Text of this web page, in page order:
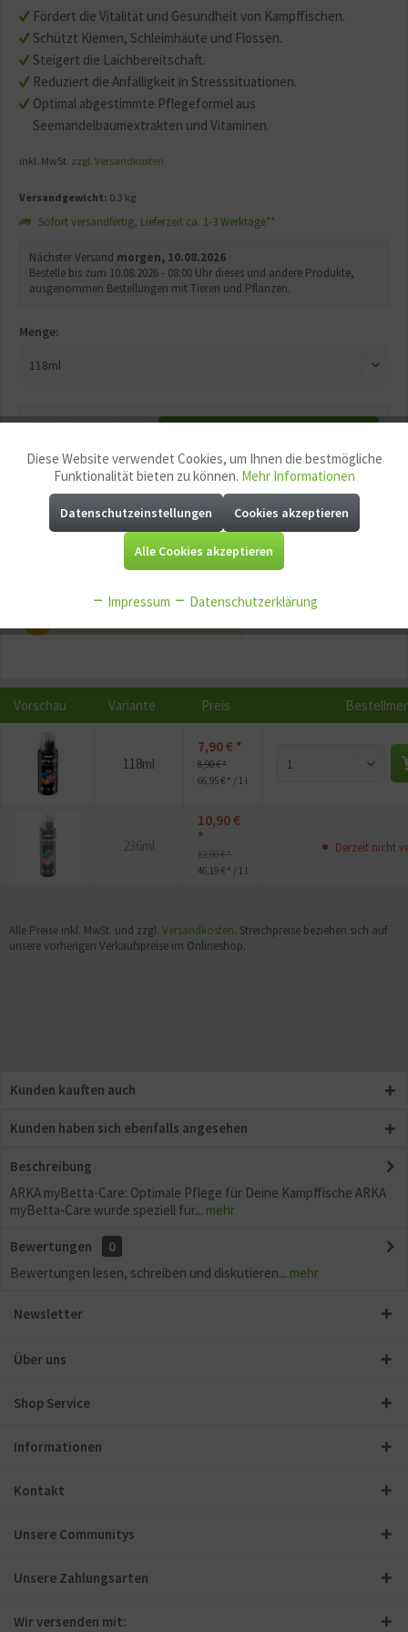
Fördert die Vitalität und Gesundheit von Kampffischen.
Schützt Kiemen, Schleimhäute und Flossen.
Steigert die Laichbereitschaft.
Reduziert die Anfälligkeit in Stresssituationen.
Optimal abgestimmte Pflegeformel aus
Seemandelbaumextrakten und Vitaminen.
inkl. MwSt. zzgl. Versandkosten
Versandgewicht: 0.3 kg
Sofort versandfertig, Lieferzeit ca. 1-3 Werktage**
Nächster Versand morgen, 10.08.2026
Bestelle bis zum 10.08.2026 - 08:00 Uhr dieses und andere Produkte,
ausgenommen Bestellungen mit Tieren und Pflanzen.
Menge:
Merken Fragen zum Artikel?
Artikel-Nr.:
GG11784
4260735743948
Mindestabnahme:
1
Vorschau Variante Preis
118ml
7,90 € *
8,90 € *
66,95 € * / 1 l
236ml
10,90 €
*
12,90 € *
46,19 € * / 1 l
Derzeit nicht
Alle Preise inkl. MwSt. und zzgl. Versandkosten. Streichpreise beziehen sich auf
unsere vorherigen Verkaufspreise im Onlineshop.
Kunden kauften auch
Kunden haben sich ebenfalls angesehen
Beschreibung
ARKA myBetta-Care: Optimale Pflege für Deine Kampffische ARKA
myBetta-Care wurde speziell für... mehr
Bewertungen
0
Bewertungen lesen, schreiben und diskutieren... mehr
Newsletter
Über uns
Shop Service
Informationen
Kontakt
Unsere Communitys
Unsere Zahlungsarten
Wir versenden mit:
Funktionale Aktiv
Marketing Aktiv
Service Aktiv
Diese Website verwendet Cookies, um Ihnen die bestmögliche
Funktionalität bieten zu können. Mehr Informationen
Datenschutzeinstellungen Cookies akzeptieren
Alle Cookies akzeptieren
Impressum Datenschutzerklärung